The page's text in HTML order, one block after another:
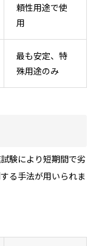
頼性用途で使
用
最も安定、特
殊用途のみ
験により短期間で劣
る手法が用いられま